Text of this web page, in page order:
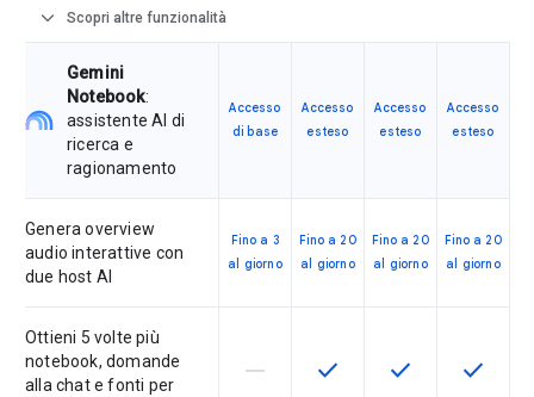
expand_more Scopri altre funzionalità
Gemini
Notebook:
assistente AI di
ricerca e
ragionamento
Accesso
di base
Accesso
esteso
Accesso
esteso
Accesso
esteso
Genera overview
audio interattive con
due host AI
Fino a 3
al giorno
Fino a 20
al giorno
Fino a 20
al giorno
Fino a 20
al giorno
Ottieni 5 volte più
notebook, domande
alla chat e fonti per
La funzionalità non è supportata
horizontal_rule Questa funzionalità è
check Questa
check Questa
check